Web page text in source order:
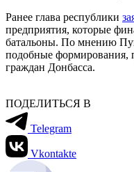
Ранее глава республики
предприятия, которые
батальоны. По мнению
подобные формирования,
граждан Донбасса.
ПОДЕЛИТЬСЯ В
Telegram
Vkontakte